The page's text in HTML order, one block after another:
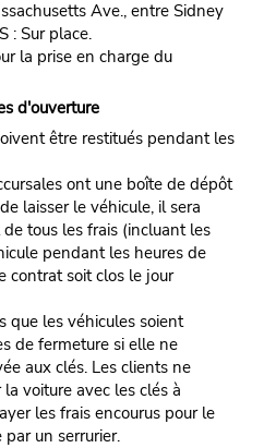
Ave., entre Sidney
: Sur place.
la prise en charge du
d'ouverture
être restitués pendant les
ont une boîte de dépôt
laisser le véhicule, il sera
tous les frais (incluant les
pendant les heures de
contrat soit clos le jour
que les véhicules soient
de fermeture si elle ne
aux clés. Les clients ne
voiture avec les clés à
les frais encourus pour le
un serrurier.